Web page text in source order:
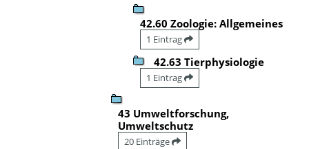
42.60 Zoologie: Allgemeines
1 Eintrag
42.63 Tierphysiologie
1 Eintrag
43 Umweltforschung,
Umweltschutz
20 Einträge